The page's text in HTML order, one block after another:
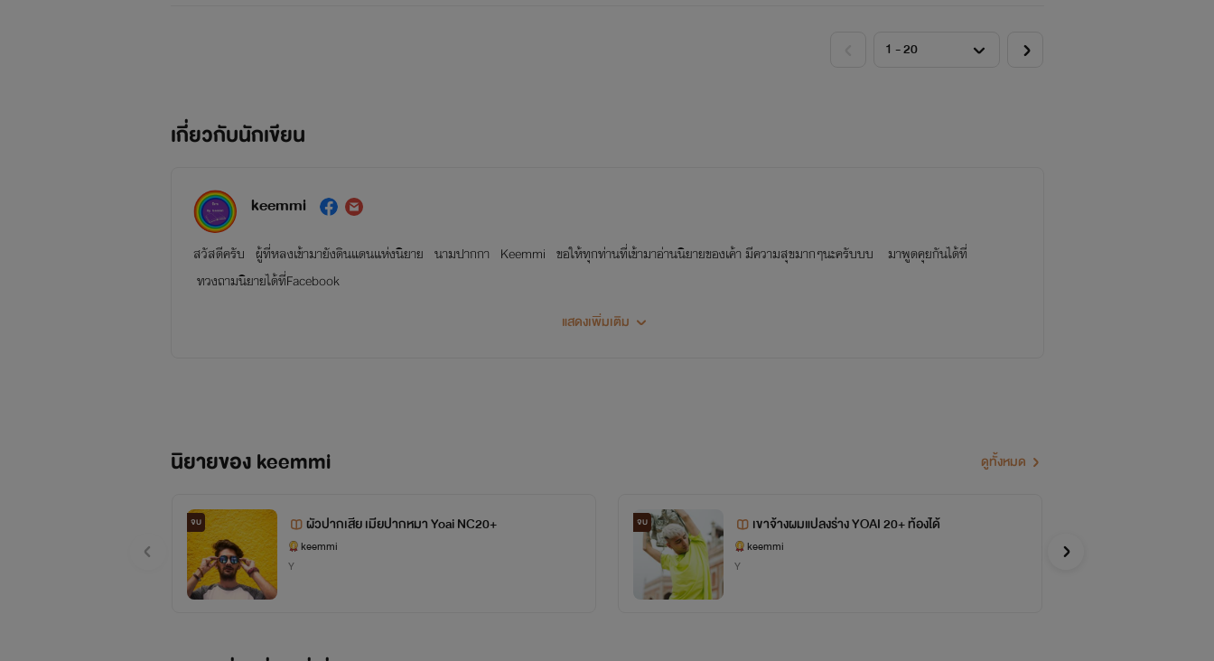
เกี่ยวกับนักเขียน
keemmi
สวัสดีครับ ผู้ที่หลงเข้ามายังดินแดนแห่งนิยาย นามปากกา Keemmi ขอให้ทุกท่านที่เข้ามาอ่านนิยายของเค้า มีความสุขมากๆนะครับบบ มาพูดคุยกันได้ที่
ทวงถามนิยายได้ที่Facebook
แสดงเพิ่มเติม
นิยายของ keemmi ดูทั้งหมด
จบ ผัวปากเสีย เมียปากหมา Yoai NC20+
keemmi
Y
จบ เขาจ้างผมแปลงร่าง YOAI 20+ ท้องได้
keemmi
Y